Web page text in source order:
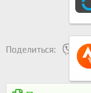
Поделиться: